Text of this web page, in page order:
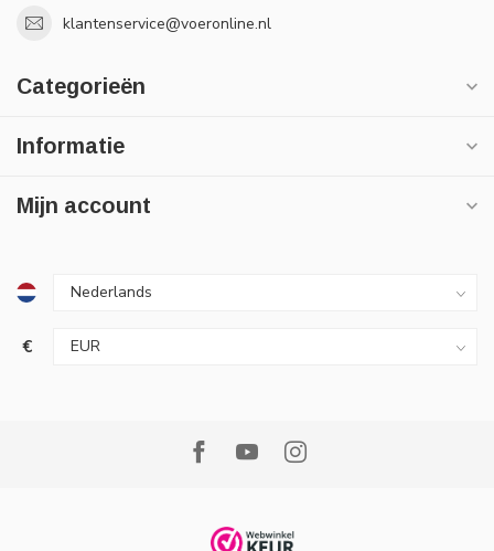
klantenservice@voeronline.nl
Categorieën
Informatie
Mijn account
€